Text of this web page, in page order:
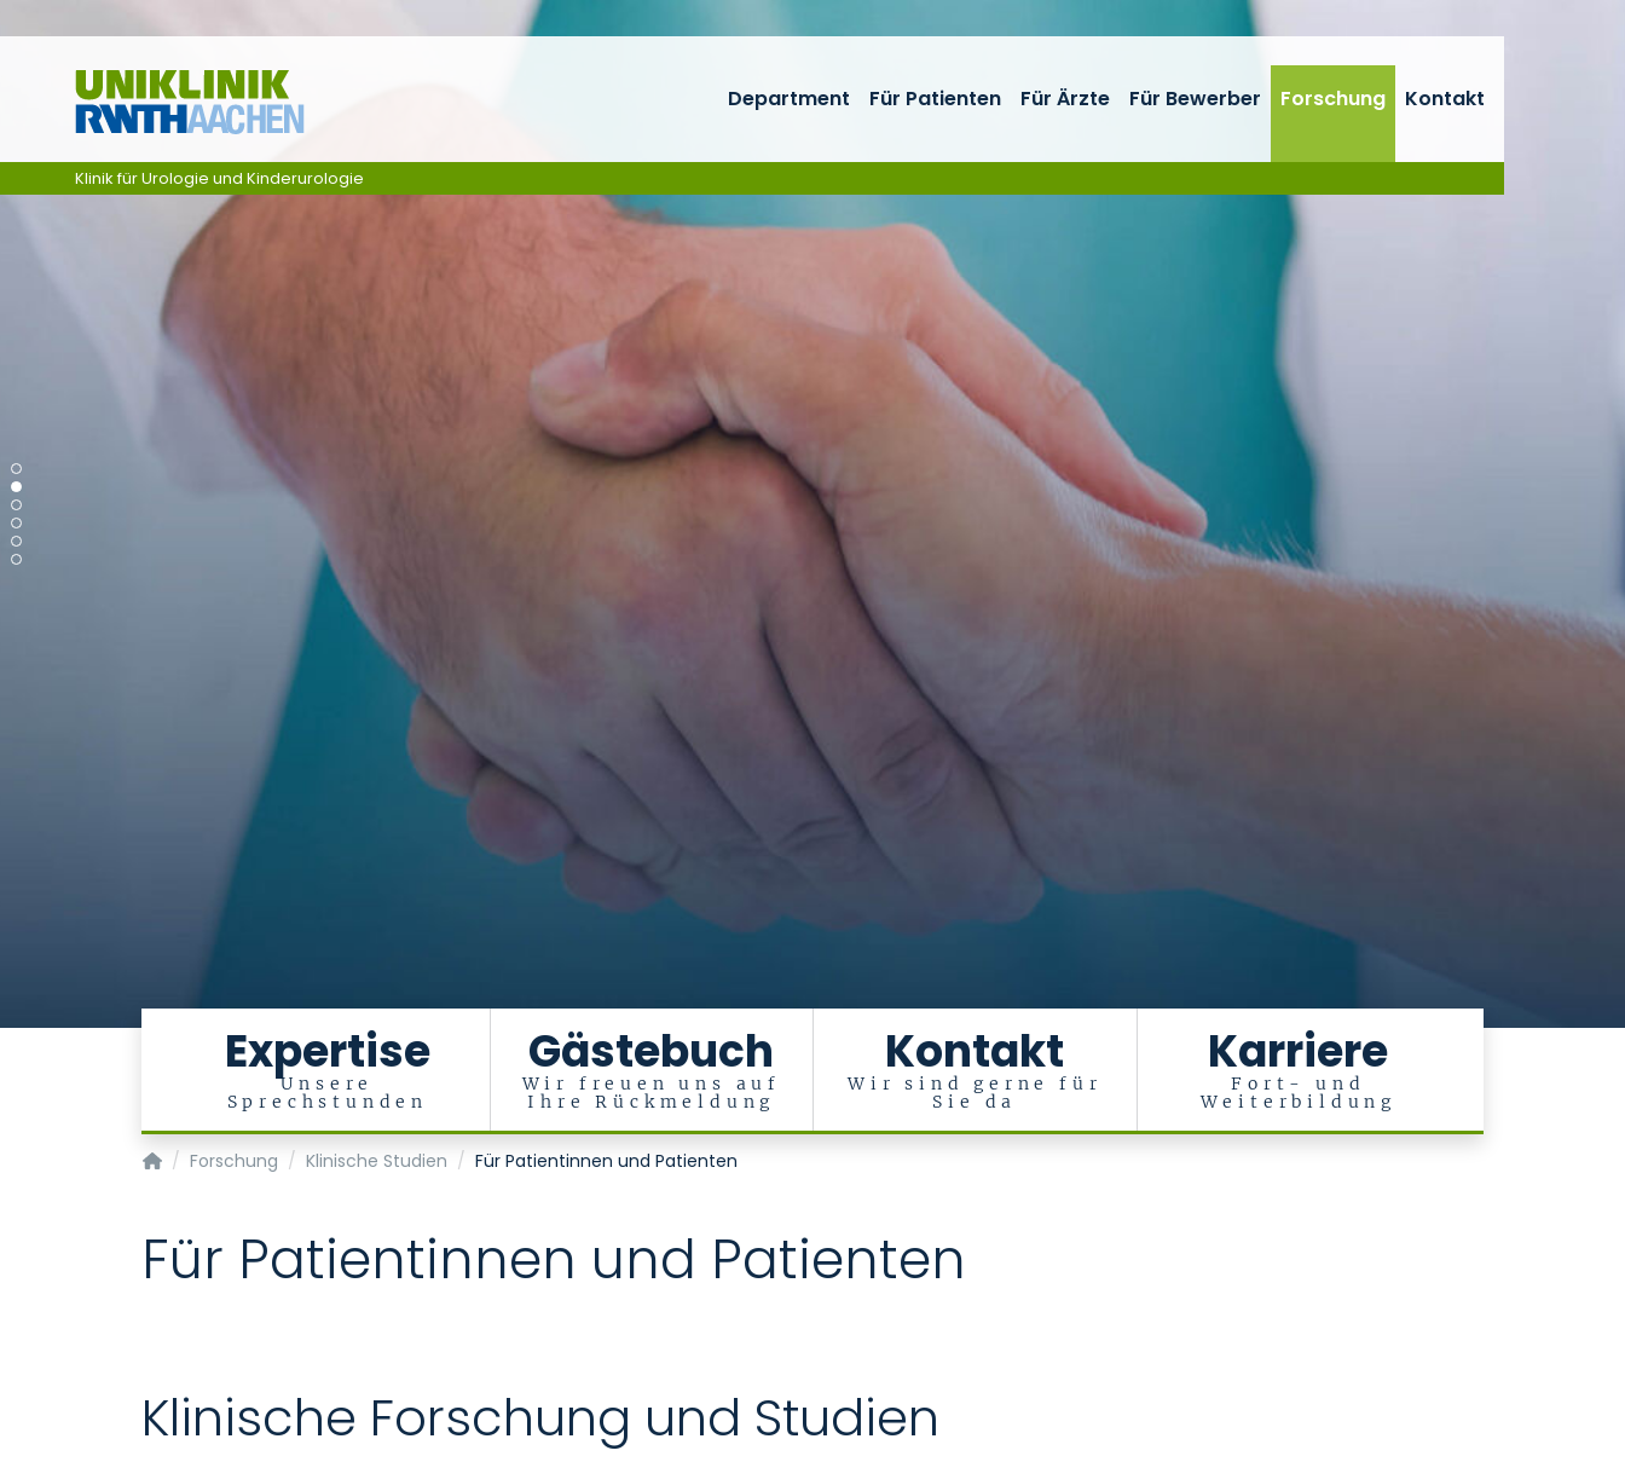
Expertise
Unsere
Sprechstunden
Gästebuch
Wir freuen uns auf
Ihre Rückmeldung
Kontakt
Wir sind gerne für
Sie da
Karriere
Fort- und
Weiterbildung
Department Für Patienten Für Ärzte Für Bewerber Forschung Kontakt
Klinik für Urologie und Kinderurologie
Klinik für Urologie und Kinderurologie
Forschung Klinische Studien Für Patientinnen und Patienten
Für Patientinnen und Patienten
Klinische Forschung und Studien